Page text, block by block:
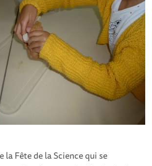
la Fête de la Science qui se